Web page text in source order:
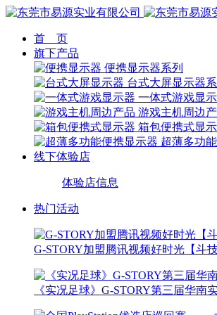
首 页
旗下产品
便携显示器系列
台式大屏显示器系
一体式游戏显
游戏主机周边
箱包便携式显
超薄多功
线下体验店
体验店信息
热门活动
G-STORY加盟腾讯视频好时光【斗技
《实况足球》G-STORY第三届华